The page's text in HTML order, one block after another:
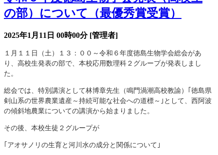
の部）について（最優秀賞受賞）
2025年1月11日 00時00分 [管理者]
１月１１日（土）１３：００～令和６年度徳島生物学会総会があ
り、高校生発表の部で、本校応用数理科２グループが発表しまし
た。
総会では、特別講演として林博章先生（鳴門渦潮高校教諭）｢徳島県
剣山系の世界農業遺産～持続可能な社会への道標～｣として、西阿波
の傾斜地農業についての講演から始まりました。
その後、本校生徒２グループが
｢アオサノリの生育と河川水の成分と関係について｣